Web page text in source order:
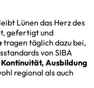
Lünen das Herz des
gefertigt und
tragen täglich dazu bei,
von SIBA
Kontinuität, Ausbildung
regional als auch